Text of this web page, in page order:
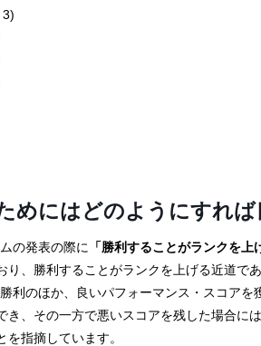
3)
めにはどのようにすれば
の発表の際に 「勝利することがランクを
り、勝利することがランクを上げる近道で
利のほか、良いパフォーマンス・スコアを
き、その一方で悪いスコアを残した場合に
指摘しています。